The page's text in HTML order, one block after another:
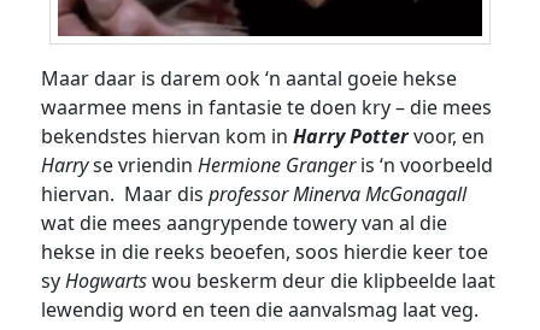
Maar daar is darem ook ‘n aantal goeie hekse
waarmee mens in fantasie te doen kry – die mees
bekendstes hiervan kom inHarry Pottervoor, en
Harryse vriendinHermione Grangeris ‘n voorbeeld
hiervan. Maar disprofessor Minerva McGonagall
wat die mees aangrypende towery van al die
hekse in die reeks beoefen, soos hierdie keer toe
syHogwartswou beskerm deur die klipbeelde laat
lewendig word en teen die aanvalsmag laat veg.